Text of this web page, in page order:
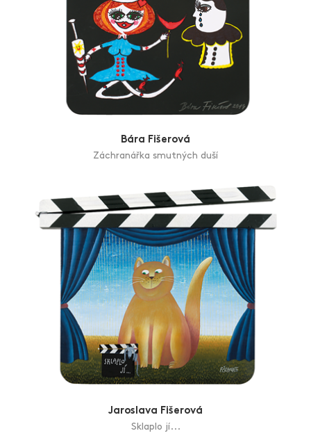
Bára Fišerová
Záchranářka smutných duší
Jaroslava Fišerová
Sklaplo jí...